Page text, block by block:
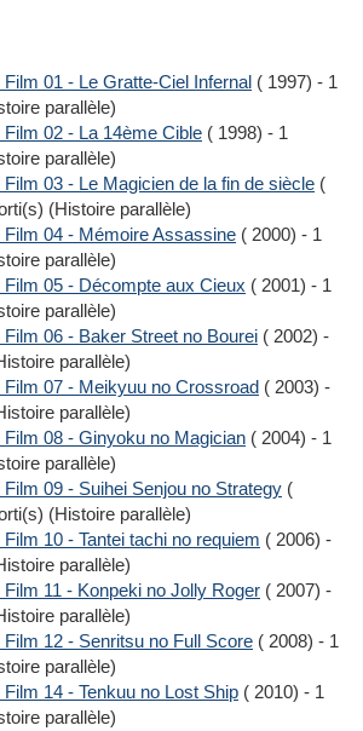
01 - Le Gratte-Ciel Infernal ( 1997) - 1
parallèle)
02 - La 14ème Cible ( 1998) - 1
parallèle)
03 - Le Magicien de la fin de siècle (
(Histoire parallèle)
04 - Mémoire Assassine ( 2000) - 1
parallèle)
05 - Décompte aux Cieux ( 2001) - 1
parallèle)
06 - Baker Street no Bourei ( 2002) -
parallèle)
07 - Meikyuu no Crossroad ( 2003) -
parallèle)
08 - Ginyoku no Magician ( 2004) - 1
parallèle)
09 - Suihei Senjou no Strategy (
(Histoire parallèle)
10 - Tantei tachi no requiem ( 2006) -
parallèle)
11 - Konpeki no Jolly Roger ( 2007) -
parallèle)
12 - Senritsu no Full Score ( 2008) - 1
parallèle)
14 - Tenkuu no Lost Ship ( 2010) - 1
parallèle)